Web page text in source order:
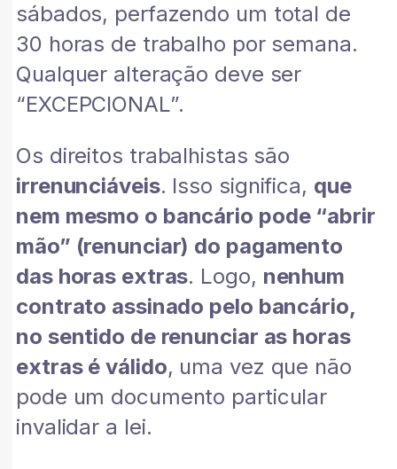
sábados, perfazendo um total de
30 horas de trabalho por semana.
Qualquer alteração deve ser
“EXCEPCIONAL”.
Os direitos trabalhistas são
irrenunciáveis. Isso significa, que
nem mesmo o bancário pode “abrir
mão” (renunciar) do pagamento
das horas extras. Logo, nenhum
contrato assinado pelo bancário,
no sentido de renunciar as horas
extras é válido, uma vez que não
pode um documento particular
invalidar a lei.